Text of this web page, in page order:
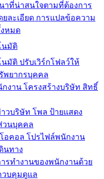
นาที่น่าสนใจตามที่ต้องการ
ละเอียด การแปลข้อความ
หมด
นมัติ
นมัติ ปรับเวิร์กโฟลว์ให้
พยากรบุคคล
งาน โครงสร้างบริษัท สิทธิ์
วบริษัท โพล ป้ายแสดง
วนบุคคล
อคอล โปรไฟล์พนักงาน
นทาง
รทำงานของพนักงานด้วย
วบคุมดูแล